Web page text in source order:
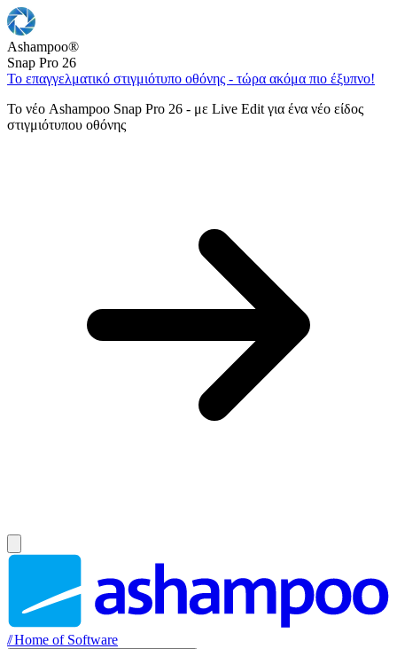
Ashampoo®
Snap Pro 26
Το επαγγελματικό στιγμιότυπο οθόνης - τώρα ακόμα πιο έξυπνο!
Το νέο Ashampoo Snap Pro 26 - με Live Edit για ένα νέο είδος
στιγμιότυπου οθόνης
//Home of Software